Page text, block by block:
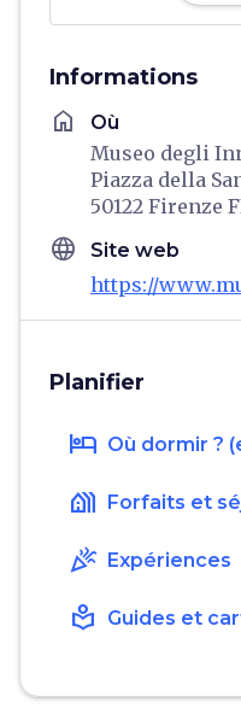
Informations
home Où
Museo degli
Piazza della
50122 Firenze
language Site web
https://
Planifier
hotel Où dormir ?
holiday_village Forfaits et
celebration Expériences
local_library Guides et